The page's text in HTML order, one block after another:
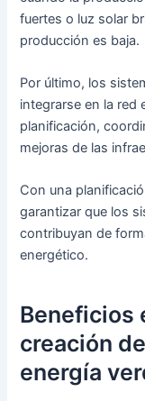
fuertes o luz solar
producción es baja.
Por último, los
integrarse en la red
planificación,
mejoras de las
Con una
garantizar que los
contribuyan de
energético.
Beneficios
creación
energía